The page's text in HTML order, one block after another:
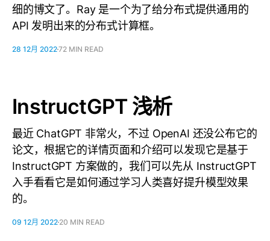
细的博文了。Ray 是一个为了给分布式提供通用的
API 发明出来的分布式计算框。
28 12月 202272 MIN READ
InstructGPT 浅析
最近 ChatGPT 非常火，不过 OpenAI 还没公布它的
论文，根据它的详情页面和介绍可以发现它是基于
InstructGPT 方案做的，我们可以先从 InstructGPT
入手看看它是如何通过学习人类喜好提升模型效果
的。
09 12月 2022 20 MIN READ